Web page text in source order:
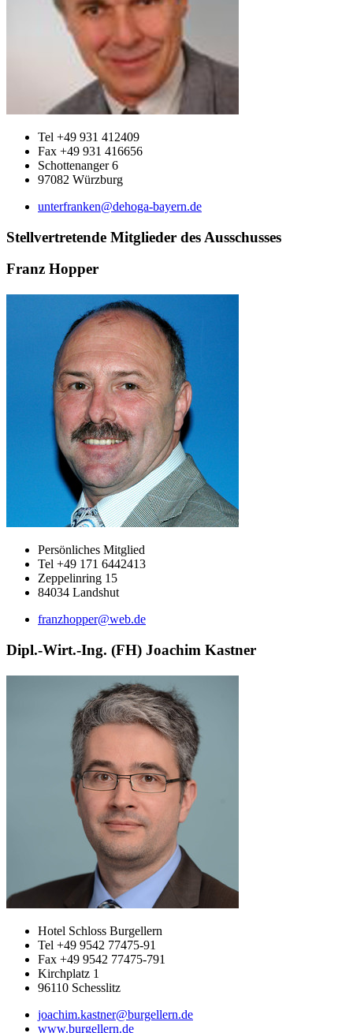
Tel +49 931 412409
Fax +49 931 416656
Schottenanger 6
97082 Würzburg
unterfranken@dehoga-bayern.de
Stellvertretende Mitglieder des Ausschusses
Franz Hopper
Persönliches Mitglied
Tel +49 171 6442413
Zeppelinring 15
84034 Landshut
franzhopper@web.de
Dipl.-Wirt.-Ing. (FH) Joachim Kastner
Hotel Schloss Burgellern
Tel +49 9542 77475-91
Fax +49 9542 77475-791
Kirchplatz 1
96110 Schesslitz
joachim.kastner@burgellern.de
www.burgellern.de